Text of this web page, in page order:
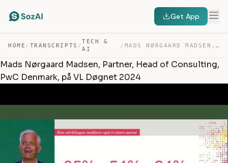
Get App
HOME / TRANSCRIPTS /
TECH &
AI
/ MADS NØRGAARD MADSEN, PARTNER, HEAD OF CONSULTING, PWC … — TRANSCRIPT
Mads Nørgaard Madsen, Partner, Head of Consulting,
PwC Denmark, på VL Døgnet 2024